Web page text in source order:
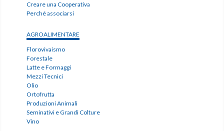
Creare una Cooperativa
Perché associarsi
AGROALIMENTARE
Florovivaismo
Forestale
Latte e Formaggi
Mezzi Tecnici
Olio
Ortofrutta
Produzioni Animali
Seminativi e Grandi Colture
Vino